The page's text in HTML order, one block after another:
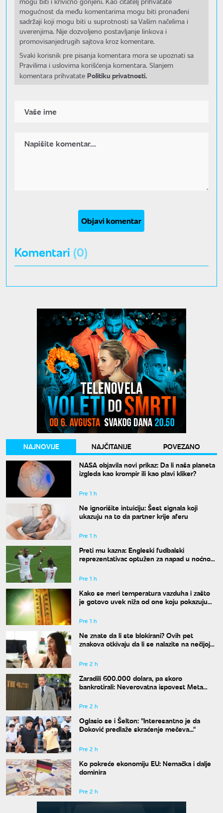
mogućnost da među komentarima mogu biti pronađeni
sadržaji koji mogu biti u suprotnosti sa Vašim načelima i
uverenjima. Nije dozvoljeno postavljanje linkova i
promovisanjedrugih sajtova kroz komentare.
Svaki korisnik pre pisanja komentara mora se upoznati sa
Pravilima i uslovima korišćenja komentara. Slanjem
komentara prihvatate Politiku privatnosti.
Objavi komentar
Komentari (0)
NAJNOVIJE NAJČITANIJE
POVEZANO
NASA objavila novi prikaz: Da li naša planeta
izgleda kao krompir ili kao plavi kliker?
Pre 1 h
Ne ignorišite intuiciju: Šest signala koji
ukazuju na to da partner krije aferu
Pre 1 h
Preti mu kazna: Engleski fudbalski
reprezentativac optužen za napad u noćnom
Pre 1 h
Kako se meri temperatura vazduha i zašto
je gotovo uvek niža od one koju pokazuju
Pre 1 h
Ne znate da li ste blokirani? Ovih pet
znakova otkivaju da li se nalazite na nečijoj
Pre 2 h
Zaradili 600.000 dolara, pa skoro
bankrotirali: Neverovatna ispovest Meta
Pre 2 h
Oglasio se i Šelton: "Interesantno je da
Đoković predlaže skraćenje mečeva..."
Pre 2 h
Ko pokreće ekonomiju EU: Nemačka i dalje
dominira
Pre 2 h